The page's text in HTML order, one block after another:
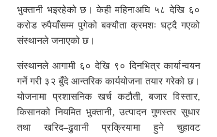
भुक्तानी भइरहेको छ। केही महिनाअघि ५८ देखि ६०
करोड रुपैयाँसम्म पुगेको बक्यौता क्रमशः घट्दै गएको
संस्थानले जनाएको छ।
संस्थानले आगामी ६० देखि ९० दिनभित्र कार्यान्वयन
गर्ने गरी ३२ बुँदे आन्तरिक कार्ययोजना तयार गरेको छ।
योजनामा प्रशासनिक खर्च कटौती, बजार विस्तार,
किसानको नियमित भुक्तानी, उत्पादन गुणस्तर सुधार
तथा खरिद–ढुवानी प्रक्रियामा हुने चुहावट